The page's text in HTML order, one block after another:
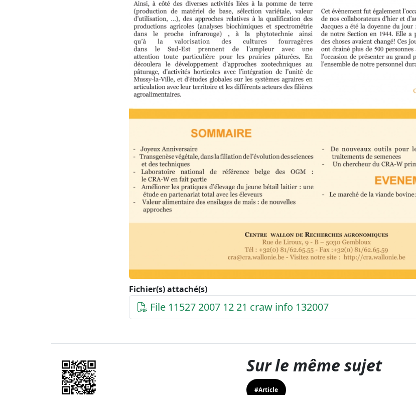
Fichier(s) attaché(s)
File 11527 2007 12 21 craw info 132007
Sur le même sujet
#Article